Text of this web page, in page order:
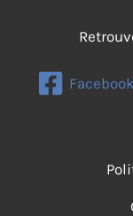
Facebook